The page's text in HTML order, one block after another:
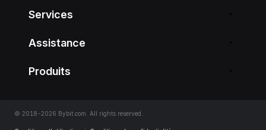
Services
Assistance
Produits
© 2018-2026 Bybit.com. All rights reserved.